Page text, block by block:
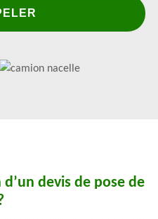
devis de pose de